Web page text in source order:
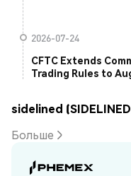
2026-07-24
CFTC Extends
Trading Rules to
sidelined
Больше